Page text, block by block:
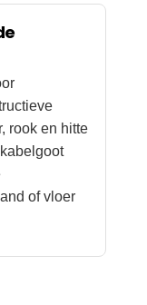
rook en hitte
of vloer